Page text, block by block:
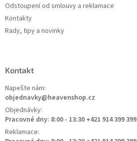
Odstoupení od smlouvy a reklamace
Kontakty
Rady, tipy a novinky
Kontakt
Napešte nám:
objednavky@heavenshop.cz
Objednávky:
Pracovné dny: 8:00 - 13:30 +421 914 399 399
Reklamace: